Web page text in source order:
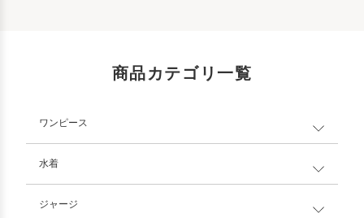
商品カテゴリ一覧
ワンピース
水着
ジャージ